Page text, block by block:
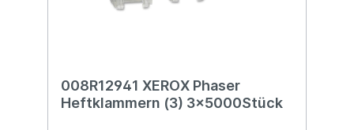
008R12941 XEROX Phaser
Heftklammern (3) 3x5000Stück